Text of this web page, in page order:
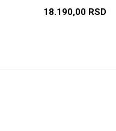
18.190,00 RSD